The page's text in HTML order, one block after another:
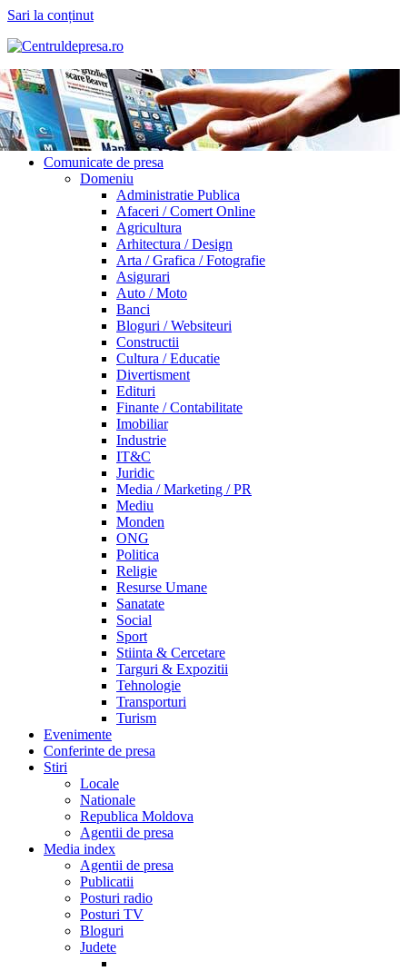
Sari la conținut
Comunicate de presa
Domeniu
Administratie Publica
Afaceri / Comert Online
Agricultura
Arhitectura / Design
Arta / Grafica / Fotografie
Asigurari
Auto / Moto
Banci
Bloguri / Websiteuri
Constructii
Cultura / Educatie
Divertisment
Edituri
Finante / Contabilitate
Imobiliar
Industrie
IT&C
Juridic
Media / Marketing / PR
Mediu
Monden
ONG
Politica
Religie
Resurse Umane
Sanatate
Social
Sport
Stiinta & Cercetare
Targuri & Expozitii
Tehnologie
Transporturi
Turism
Evenimente
Conferinte de presa
Stiri
Locale
Nationale
Republica Moldova
Agentii de presa
Media index
Agentii de presa
Publicatii
Posturi radio
Posturi TV
Bloguri
Judete